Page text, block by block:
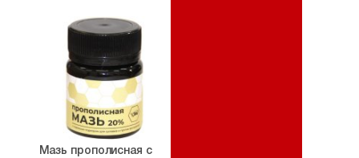
Мазь прополисная с